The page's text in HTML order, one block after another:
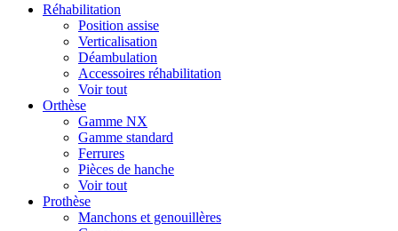
Réhabilitation
Position assise
Verticalisation
Déambulation
Accessoires réhabilitation
Voir tout
Orthèse
Gamme NX
Gamme standard
Ferrures
Pièces de hanche
Voir tout
Prothèse
Manchons et genouillères